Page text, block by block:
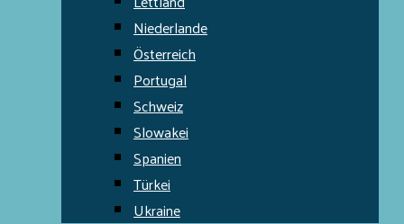
Niederlande
Österreich
Portugal
Schweiz
Slowakei
Spanien
Türkei
Ukraine